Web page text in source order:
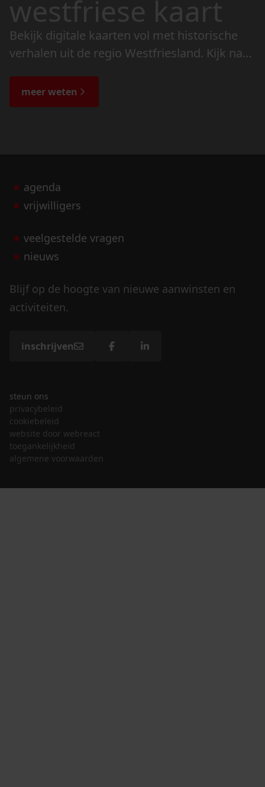
westfriese kaart
Bekijk digitale kaarten vol met historische
verhalen uit de regio Westfriesland. Kijk naar
de bijzondere verhalen.
meer weten
agenda
vrijwilligers
veelgestelde vragen
nieuws
Blijf op de hoogte van nieuwe aanwinsten en
activiteiten.
inschrijven
steun ons
privacybeleid
cookiebeleid
website door webreact
toegankelijkheid
algemene voorwaarden